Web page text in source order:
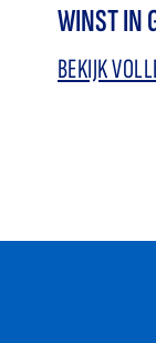
WINST IN
BEKIJK